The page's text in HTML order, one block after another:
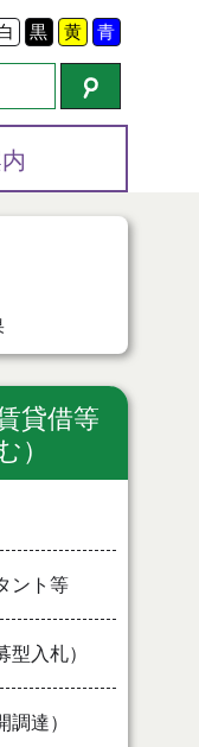
黒 黄 青
貸借等
）
ント等
入札）
達）